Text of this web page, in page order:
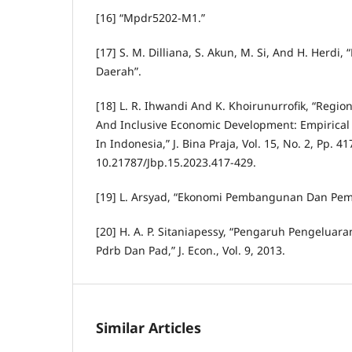
[16] “Mpdr5202-M1.”
[17] S. M. Dilliana, S. Akun, M. Si, And H. Herdi,
Daerah”.
[18] L. R. Ihwandi And K. Khoirunurrofik,
And Inclusive Economic Development:
In Indonesia,” J. Bina Praja, Vol. 15, No. 2, Pp.
10.21787/Jbp.15.2023.417-429.
[19] L. Arsyad, “Ekonomi Pembangunan Dan
[20] H. A. P. Sitaniapessy, “Pengaruh
Pdrb Dan Pad,” J. Econ., Vol. 9, 2013.
Similar Articles